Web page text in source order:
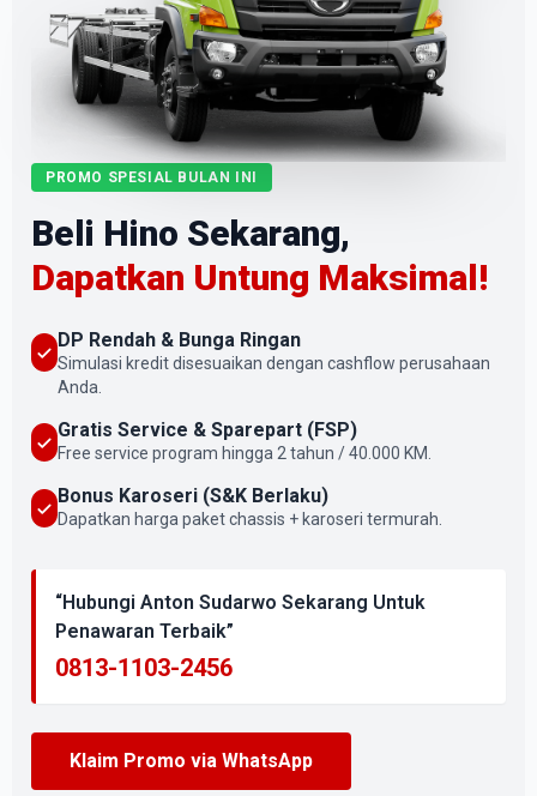
PROMO SPESIAL BULAN INI
Beli Hino Sekarang,
Dapatkan Untung Maksimal!
DP Rendah & Bunga Ringan
Simulasi kredit disesuaikan dengan cashflow perusahaan
Anda.
Gratis Service & Sparepart (FSP)
Free service program hingga 2 tahun / 40.000 KM.
Bonus Karoseri (S&K Berlaku)
Dapatkan harga paket chassis + karoseri termurah.
“Hubungi Anton Sudarwo Sekarang Untuk
Penawaran Terbaik”
0813-1103-2456
Klaim Promo via WhatsApp